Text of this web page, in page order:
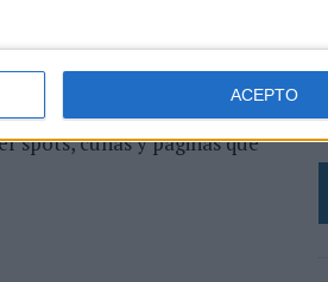
ACEPTO
Incluso la dichosa frase
sea todo imagen,
a cavilar y, sobre
226 páginas del libro
y de Londres y termina
spots, cuñas y páginas que